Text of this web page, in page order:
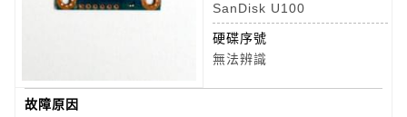
SanDisk U100
硬碟序號
無法辨識
故障原因